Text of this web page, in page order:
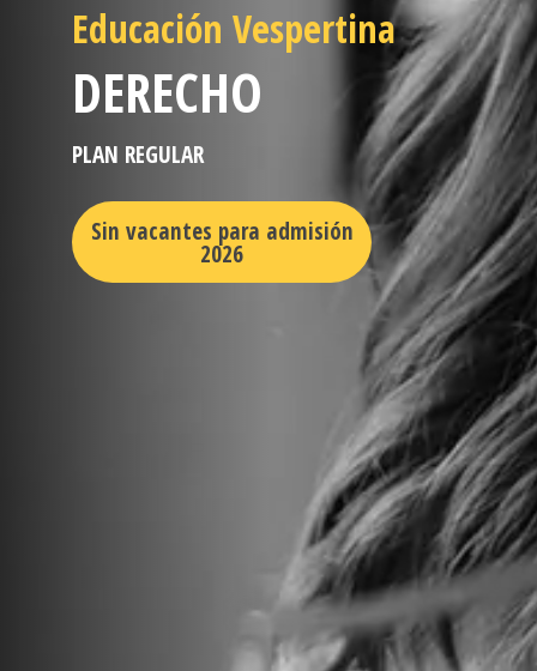
Educación Vespertina
DERECHO
PLAN REGULAR
Sin vacantes para admisión
2026